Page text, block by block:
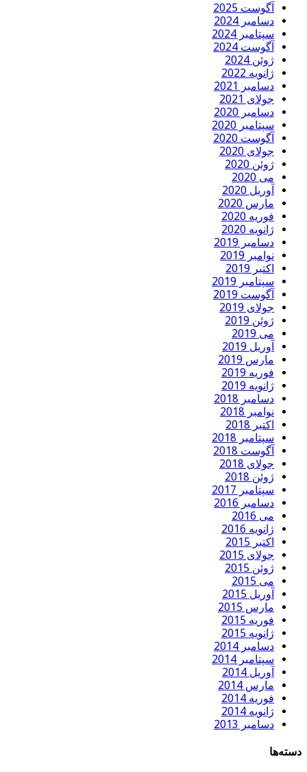
آگوست 2025
دسامبر 2024
سپتامبر 2024
آگوست 2024
ژوئن 2024
ژانویه 2022
دسامبر 2021
جولای 2021
دسامبر 2020
سپتامبر 2020
آگوست 2020
جولای 2020
ژوئن 2020
می 2020
آوریل 2020
مارس 2020
فوریه 2020
ژانویه 2020
دسامبر 2019
نوامبر 2019
اکتبر 2019
سپتامبر 2019
آگوست 2019
جولای 2019
ژوئن 2019
می 2019
آوریل 2019
مارس 2019
فوریه 2019
ژانویه 2019
دسامبر 2018
نوامبر 2018
اکتبر 2018
سپتامبر 2018
آگوست 2018
جولای 2018
ژوئن 2018
سپتامبر 2017
دسامبر 2016
می 2016
ژانویه 2016
اکتبر 2015
جولای 2015
ژوئن 2015
می 2015
آوریل 2015
مارس 2015
فوریه 2015
ژانویه 2015
دسامبر 2014
سپتامبر 2014
آوریل 2014
مارس 2014
فوریه 2014
ژانویه 2014
دسامبر 2013
دسته‌ها